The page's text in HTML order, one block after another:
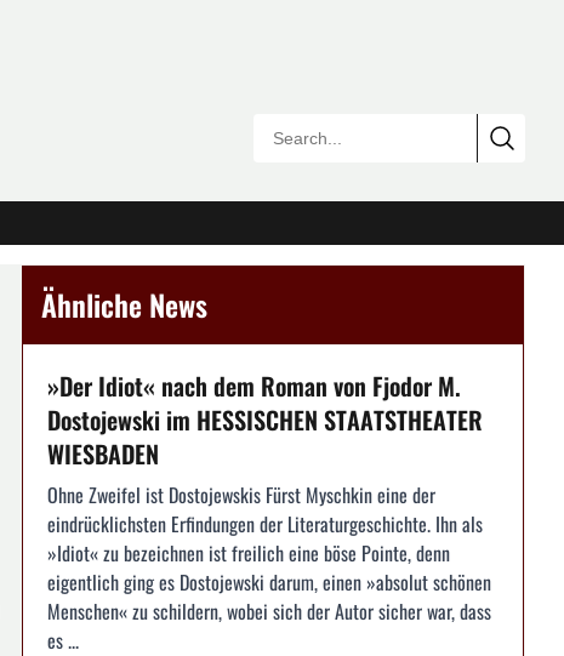
Ähnliche News
»Der Idiot« nach dem Roman von Fjodor M.
Dostojewski im HESSISCHEN STAATSTHEATER
WIESBADEN
Ohne Zweifel ist Dostojewskis Fürst Myschkin eine der
eindrücklichsten Erfindungen der Literaturgeschichte. Ihn als
»Idiot« zu bezeichnen ist freilich eine böse Pointe, denn
eigentlich ging es Dostojewski darum, einen »absolut schönen
Menschen« zu schildern, wobei sich der Autor sicher war, dass
es ...